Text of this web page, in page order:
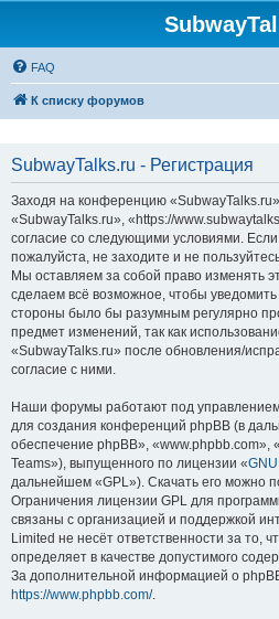
FAQ
К списку форумов
SubwayTalks.ru - Регистрация
Заходя на конференцию
«SubwayTalks.ru», «https://
согласие со следующими условиями.
пожалуйста, не заходите и не
Мы оставляем за собой право изменять
сделаем всё возможное, чтобы
стороны было бы разумным регулярно
предмет изменений, так как
«SubwayTalks.ru» после обновления/
согласие с ними.
Наши форумы работают под
для создания конференций phpBB (в
обеспечение phpBB», «www.phpbb.com»,
Teams»), выпущенного по лицензии «
дальнейшем «GPL»). Скачать его можно
Ограничения лицензии GPL для
связаны с организацией и поддержкой
Limited не несёт ответственности за то,
определяет в качестве допустимого
За дополнительной информацией о
https://www.phpbb.com/.